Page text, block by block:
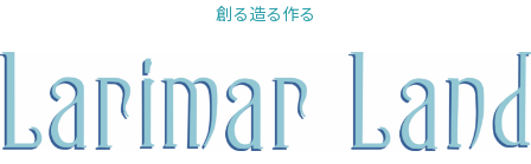
を
プ
創る造る作る